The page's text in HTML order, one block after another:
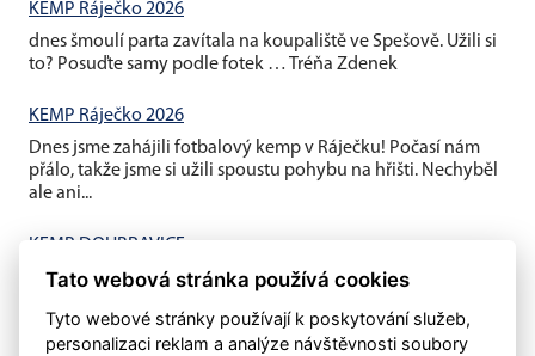
KEMP Ráječko 2026
dnes šmoulí parta zavítala na koupaliště ve Spešově. Užili si
to? Posuďte samy podle fotek … Tréňa Zdenek
KEMP Ráječko 2026
Dnes jsme zahájili fotbalový kemp v Ráječku! Počasí nám
přálo, takže jsme si užili spoustu pohybu na hřišti. Nechyběl
ale ani...
KEMP DOUBRAVICE
V pátek jsme ukončili závěrečným fotbalovým minigolfem a
Tato webová stránka používá cookies
Tyto webové stránky používají k poskytování služeb,
personalizaci reklam a analýze návštěvnosti soubory